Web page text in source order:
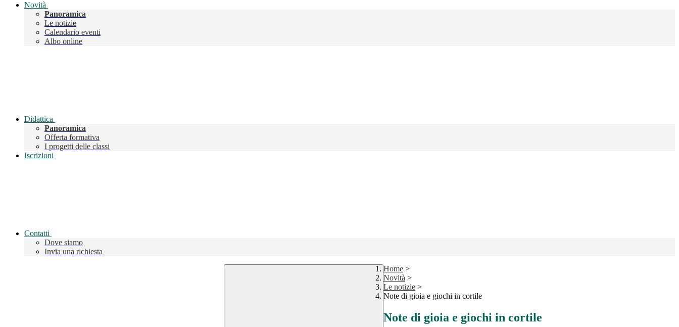
Novità
Panoramica
Le notizie
Calendario eventi
Albo online
Didattica
Panoramica
Offerta formativa
I progetti delle classi
Iscrizioni
Contatti
Dove siamo
Invia una richiesta
Home >
Novità >
Le notizie >
Note di gioia e giochi in cortile
Note di gioia e giochi in cortile